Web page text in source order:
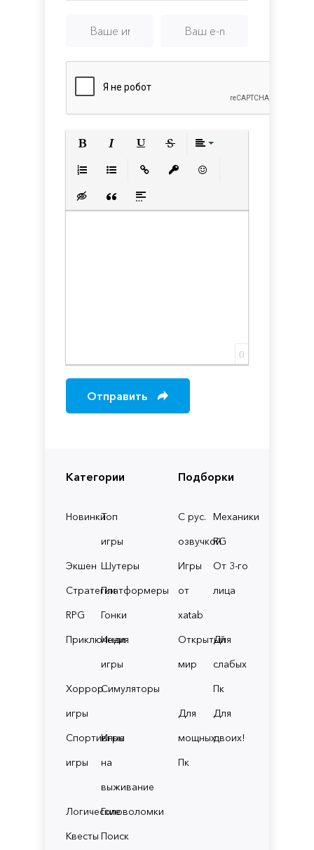
Категории
НовинкиТоп
игры
Экшен Шутеры
СтратегииПлатформеры
RPG
Гонки
Приключения
Инди
игры
Хоррор
игры
Симуляторы
Спортивные
игры
Игры
на
выживание
ЛогическиеГоловоломки
Квесты Поиск
Подборки
С рус.
озвучкой
Механики
RG
Игры
от
xatab
От 3-го
лица
Открытый
мир
Для
слабых
Пк
Для
мощных
Пк
Для
двоих!
Вставка скрытого текста
Вставка цитаты
Вставка спойлера
0
Отправить